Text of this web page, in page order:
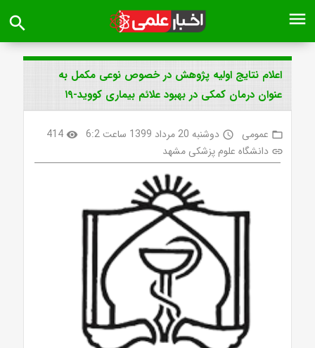
menu
search
اعلام نتایج اولیه پژوهش در خصوص نوعی مکمل به
عنوان درمان کمکی در بهبود علائم بیماری کووید-۱۹
folder_open عمومی access_time دوشنبه 20 مرداد 1399 ساعت 6:2 visibility
414
link دانشگاه علوم پزشکی مشهد